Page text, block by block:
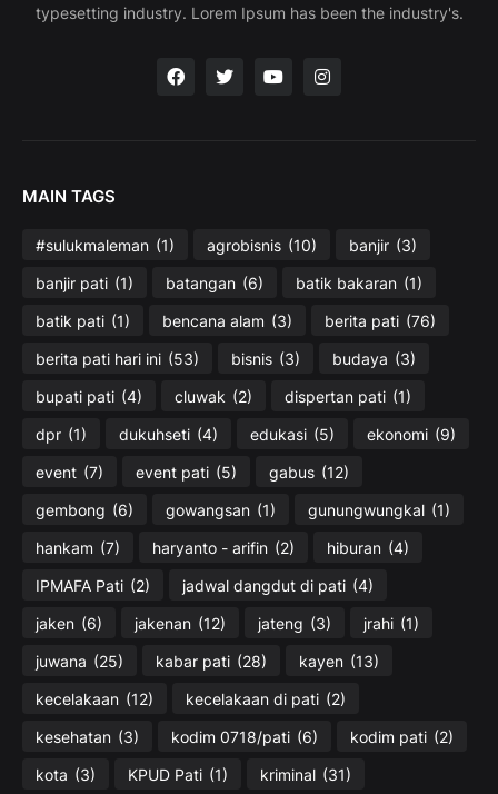
typesetting industry. Lorem Ipsum has been the industry's.
MAIN TAGS
#sulukmaleman (1) agrobisnis (10) banjir (3)
banjir pati (1) batangan (6) batik bakaran (1)
batik pati (1) bencana alam (3) berita pati (76)
berita pati hari ini (53) bisnis (3) budaya (3)
bupati pati (4) cluwak (2) dispertan pati (1)
dpr (1) dukuhseti (4) edukasi (5) ekonomi (9)
event (7) event pati (5) gabus (12)
gembong (6) gowangsan (1) gunungwungkal (1)
hankam (7) haryanto - arifin (2) hiburan (4)
IPMAFA Pati (2) jadwal dangdut di pati (4)
jaken (6) jakenan (12) jateng (3) jrahi (1)
juwana (25) kabar pati (28) kayen (13)
kecelakaan (12) kecelakaan di pati (2)
kesehatan (3) kodim 0718/pati (6) kodim pati (2)
kota (3) KPUD Pati (1) kriminal (31)